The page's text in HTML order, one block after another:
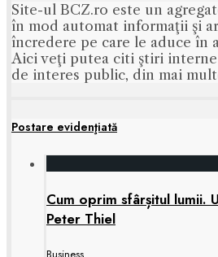
Site-ul BCZ.ro este un
în mod automat informaţii şi
încredere pe care le aduce în
Aici veţi putea citi ştiri
de interes public, din mai
Postare evidenţiată
Cum oprim sfârșitul lumii.
Peter Thiel